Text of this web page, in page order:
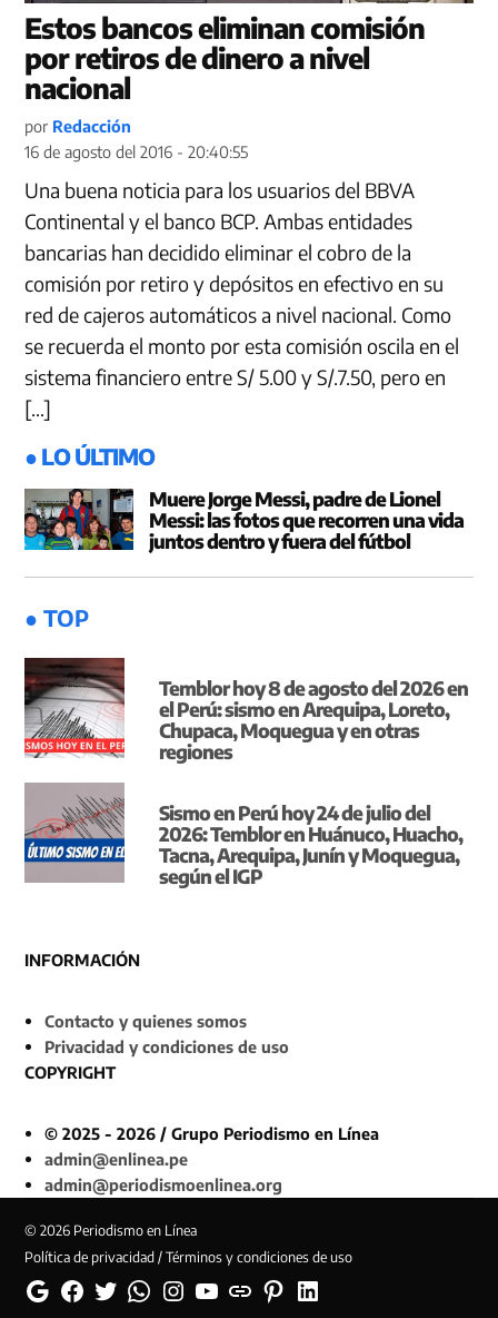
Estos bancos eliminan comisión
por retiros de dinero a nivel
nacional
por Redacción
16 de agosto del 2016 - 20:40:55
Una buena noticia para los usuarios del BBVA
Continental y el banco BCP. Ambas entidades
bancarias han decidido eliminar el cobro de la
comisión por retiro y depósitos en efectivo en su
red de cajeros automáticos a nivel nacional. Como
se recuerda el monto por esta comisión oscila en el
sistema financiero entre S/ 5.00 y S/.7.50, pero en
[…]
● LO ÚLTIMO
Muere Jorge Messi, padre de Lionel
Messi: las fotos que recorren una vida
juntos dentro y fuera del fútbol
● TOP
Temblor hoy 8 de agosto del 2026 en
el Perú: sismo en Arequipa, Loreto,
Chupaca, Moquegua y en otras
regiones
Sismo en Perú hoy 24 de julio del
2026: Temblor en Huánuco, Huacho,
Tacna, Arequipa, Junín y Moquegua,
según el IGP
INFORMACIÓN
Contacto y quienes somos
Privacidad y condiciones de uso
COPYRIGHT
© 2025 - 2026 / Grupo Periodismo en Línea
admin@enlinea.pe
admin@periodismoenlinea.org
© 2026 Periodismo en Línea
Política de privacidad / Términos y condiciones de uso
GoogleFacebookTwitterWhatsappInstagramYouTubeWeb PinterestLinkedin